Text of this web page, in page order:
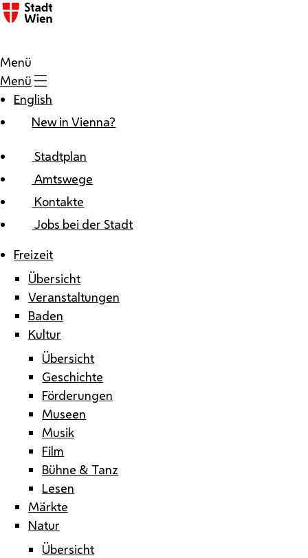
Zum Inhalt
Menü
Menü
English
New in Vienna?
Stadtplan
Amtswege
Kontakte
Jobs bei der Stadt
Freizeit
Übersicht
Veranstaltungen
Baden
Kultur
Übersicht
Geschichte
Förderungen
Museen
Musik
Film
Bühne & Tanz
Lesen
Märkte
Natur
Übersicht